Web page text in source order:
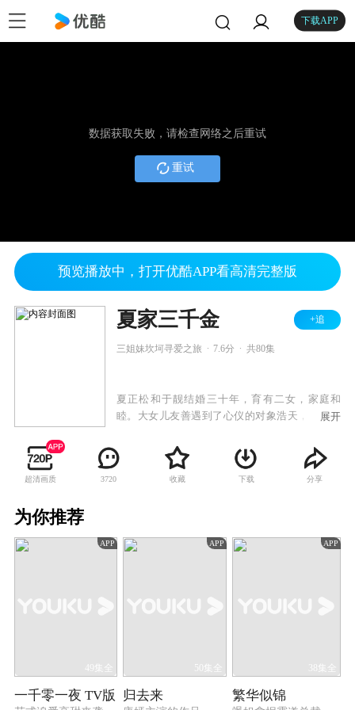
下载APP
数据获取失败，请检查网络之后重试
重试
预览播放中，打开优酷APP看高清完整版
夏家三千金 +追
三姐妹坎坷寻爱之旅 7.6分 共80集
夏正松和于靓结婚三十年，育有二女，家庭和
睦。大女儿友善遇到了心仪的对象浩天，但对方
入他人情感关系，而友善却希望有追求真爱的自
由，父女之间产生冲突。与此同时，小女儿天美
的爱情也遭遇到困境。身为父亲的正松一边抚慰
展开
超清画质 3720 收藏 下载 分享
为你推荐
APP
49集全
一千零一夜 TV版
APP
50集全
归去来
APP
38集全
繁华似锦